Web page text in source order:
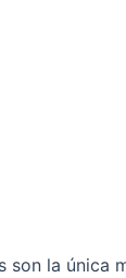
son la única